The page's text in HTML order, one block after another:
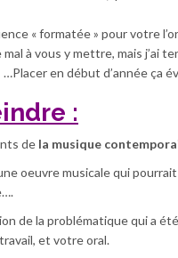
« formatée » pour votre
à vous y mettre, mais j’ai
en début d’année ça
:
de la musique
oeuvre musicale qui
de la problématique qui a
et votre oral.